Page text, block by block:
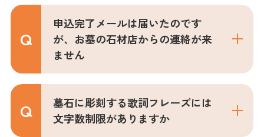
申込完了メールは届いたのです
が、お墓の石材店からの連絡が来
ません
墓石に彫刻する歌詞フレーズには
文字数制限がありますか